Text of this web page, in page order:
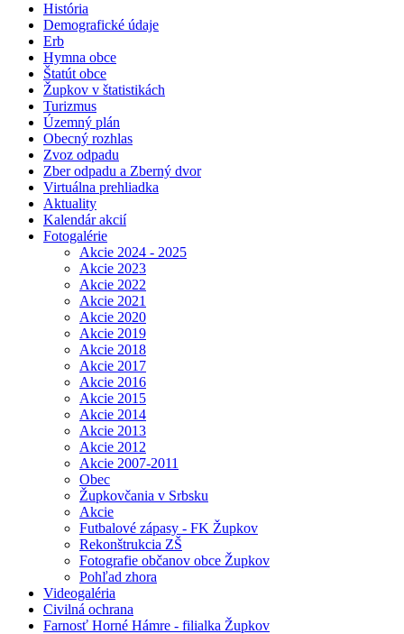
História
Demografické údaje
Erb
Hymna obce
Štatút obce
Župkov v štatistikách
Turizmus
Územný plán
Obecný rozhlas
Zvoz odpadu
Zber odpadu a Zberný dvor
Virtuálna prehliadka
Aktuality
Kalendár akcií
Fotogalérie
Akcie 2024 - 2025
Akcie 2023
Akcie 2022
Akcie 2021
Akcie 2020
Akcie 2019
Akcie 2018
Akcie 2017
Akcie 2016
Akcie 2015
Akcie 2014
Akcie 2013
Akcie 2012
Akcie 2007-2011
Obec
Župkovčania v Srbsku
Akcie
Futbalové zápasy - FK Župkov
Rekonštrukcia ZŠ
Fotografie občanov obce Župkov
Pohľad zhora
Videogaléria
Civilná ochrana
Farnosť Horné Hámre - filialka Župkov